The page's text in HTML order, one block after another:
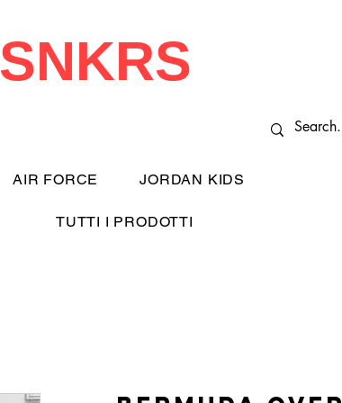
SNKRS
AIR FORCE JORDAN KIDS
TUTTI I PRODOTTI